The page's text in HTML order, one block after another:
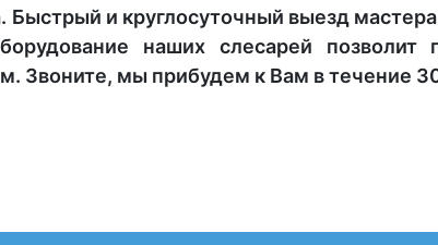
и круглосуточный выезд
наших слесарей
Звоните, мы прибудем к Вам в течение